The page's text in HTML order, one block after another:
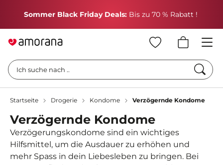
Sommer Black Friday Deals: Bis zu 70 % Rabatt !
Ich suche nach ..
Startseite Drogerie Kondome Verzögernde Kondome
Verzögernde Kondome
Verzögerungskondome sind ein wichtiges
Hilfsmittel, um die Ausdauer zu erhöhen und
mehr Spass in dein Liebesleben zu bringen. Bei